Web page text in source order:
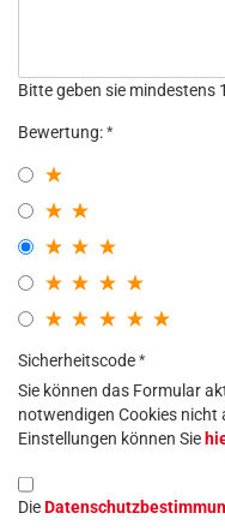
Bitte geben sie mindestens
Bewertung:
Sicherheitscode
Sie können das Formular
notwendigen Cookies nicht
Einstellungen können Sie
Die